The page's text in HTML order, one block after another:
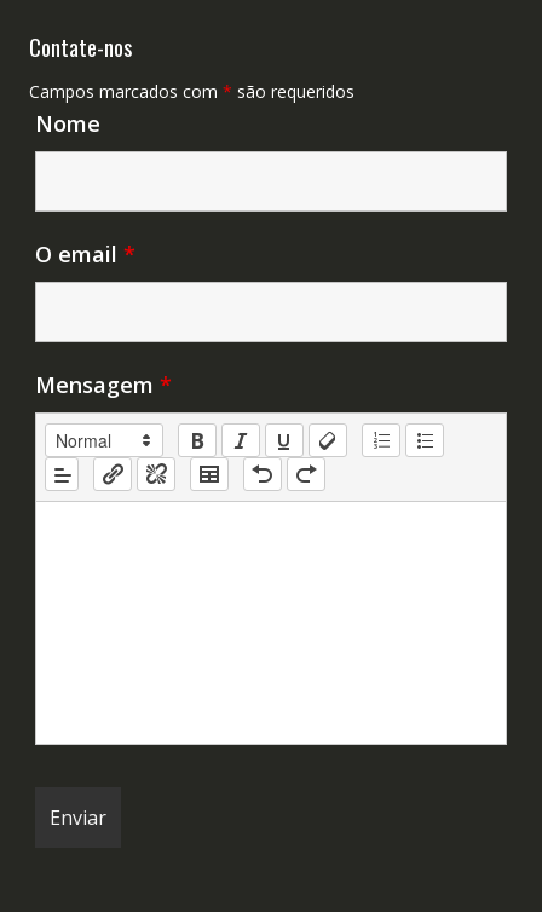
Contate-nos
Campos marcados com * são requeridos
Nome
O email *
Mensagem *